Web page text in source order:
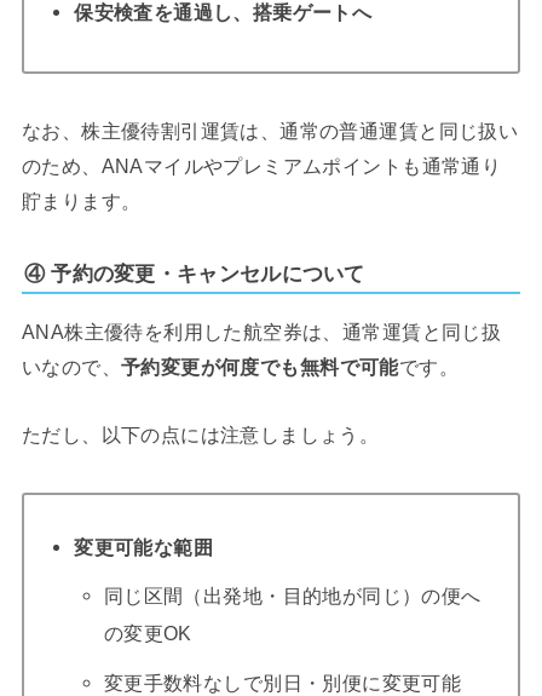
保安検査を通過し、搭乗ゲートへ
なお、株主優待割引運賃は、通常の普通運賃と同じ扱い
のため、ANAマイルやプレミアムポイントも通常通り
貯まります。
④ 予約の変更・キャンセルについて
ANA株主優待を利用した航空券は、通常運賃と同じ扱
いなので、 予約変更が何度でも無料で可能です。
ただし、以下の点には注意しましょう。
変更可能な範囲
同じ区間（出発地・目的地が同じ）の便へ
の変更OK
変更手数料なしで別日・別便に変更可能